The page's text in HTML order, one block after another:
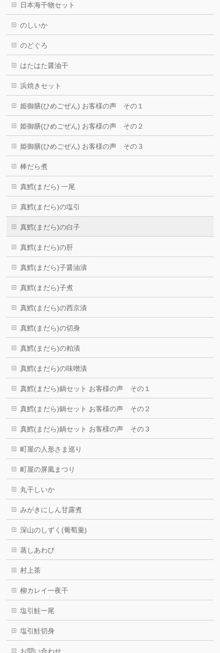
日本海干物セット
のしいか
のどぐろ
はたはた醤油干
浜焼きセット
姫御膳(ひめごぜん) お客様の声 その１
姫御膳(ひめごぜん) お客様の声 その２
姫御膳(ひめごぜん) お客様の声 その３
棒だら煮
真鱈(まだら) 一尾
真鱈(まだら)の塩引
真鱈(まだら)の白子
真鱈(まだら)の肝
真鱈(まだら)子醤油漬
真鱈(まだら)子煮
真鱈(まだら)の西京漬
真鱈(まだら)の切身
真鱈(まだら)の粕漬
真鱈(まだら)の味噌漬
真鱈(まだら)鍋セット お客様の声 その１
真鱈(まだら)鍋セット お客様の声 その２
真鱈(まだら)鍋セット お客様の声 その３
町屋の人形さま巡り
町屋の屏風まつり
丸干しいか
みがきにしん甘露煮
深山のしずく(葡萄羹)
蒸しあわび
村上茶
柳カレイ一夜干
塩引鮭一尾
塩引鮭切身
お問い合わせ